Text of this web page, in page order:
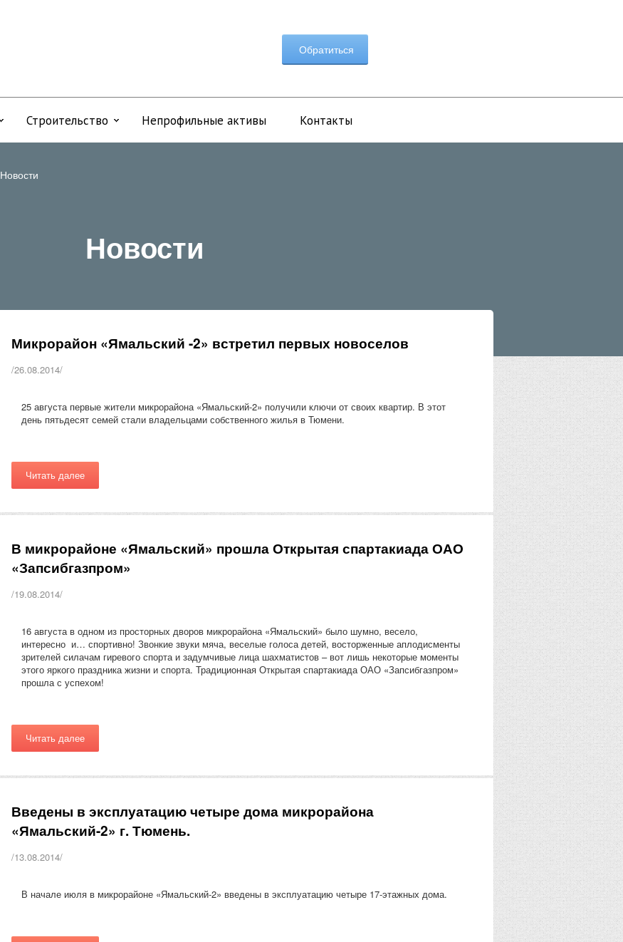
Обратиться
Строительство Непрофильные активы Контакты
Новости
Новости
Микрорайон «Ямальский -2» встретил первых новоселов
/26.08.2014/
25 августа первые жители микрорайона «Ямальский-2» получили ключи от своих квартир. В этот
день пятьдесят семей стали владельцами собственного жилья в Тюмени.
Читать далее
В микрорайоне «Ямальский» прошла Открытая спартакиада ОАО
«Запсибгазпром»
/19.08.2014/
16 августа в одном из просторных дворов микрорайона «Ямальский» было шумно, весело,
интересно и… спортивно! Звонкие звуки мяча, веселые голоса детей, восторженные аплодисменты
зрителей силачам гиревого спорта и задумчивые лица шахматистов – вот лишь некоторые моменты
этого яркого праздника жизни и спорта. Традиционная Открытая спартакиада ОАО «Запсибгазпром»
прошла с успехом!
Читать далее
Введены в эксплуатацию четыре дома микрорайона
«Ямальский-2» г. Тюмень.
/13.08.2014/
В начале июля в микрорайоне «Ямальский-2» введены в эксплуатацию четыре 17-этажных дома.